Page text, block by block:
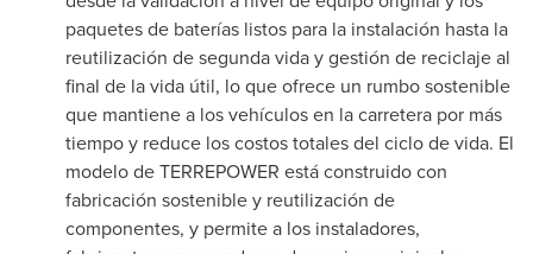
paquetes de baterías listos para la instalación hasta la
reutilización de segunda vida y gestión de reciclaje al
final de la vida útil, lo que ofrece un rumbo sostenible
que mantiene a los vehículos en la carretera por más
tiempo y reduce los costos totales del ciclo de vida. El
modelo de TERREPOWER está construido con
fabricación sostenible y reutilización de
componentes, y permite a los instaladores,